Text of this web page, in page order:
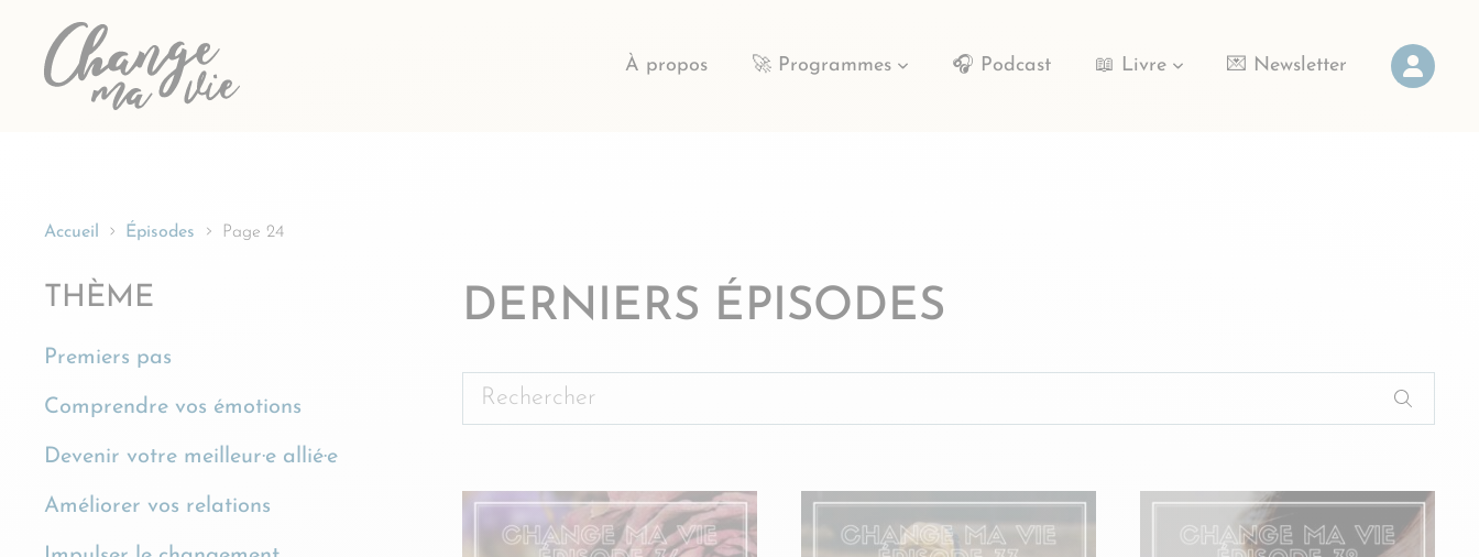
Passer
À propos 🚀 Programmes 🎧 Podcast 📖 Livre 💌 Newsletter
Accueil Épisodes Page 24
THÈME
Premiers pas
Comprendre vos émotions
Devenir votre meilleur·e allié·e
Améliorer vos relations
DERNIERS ÉPISODES
Rechercher